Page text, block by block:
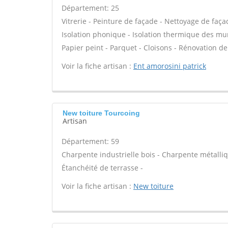
Département: 25
Vitrerie - Peinture de façade - Nettoyage de
Isolation phonique - Isolation thermique des
Papier peint - Parquet - Cloisons - Rénovation
Voir la fiche artisan : Ent amorosini patrick
New toiture Tourcoing
Artisan
Département: 59
Charpente industrielle bois - Charpente
Étanchéité de terrasse -
Voir la fiche artisan : New toiture